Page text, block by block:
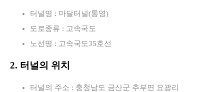
터널명 : 마달터널(통영)
도로종류 : 고속국도
노선명 : 고속국도35호선
2. 터널의 위치
터널의 주소 : 충청남도 금산군 추부면 요광리